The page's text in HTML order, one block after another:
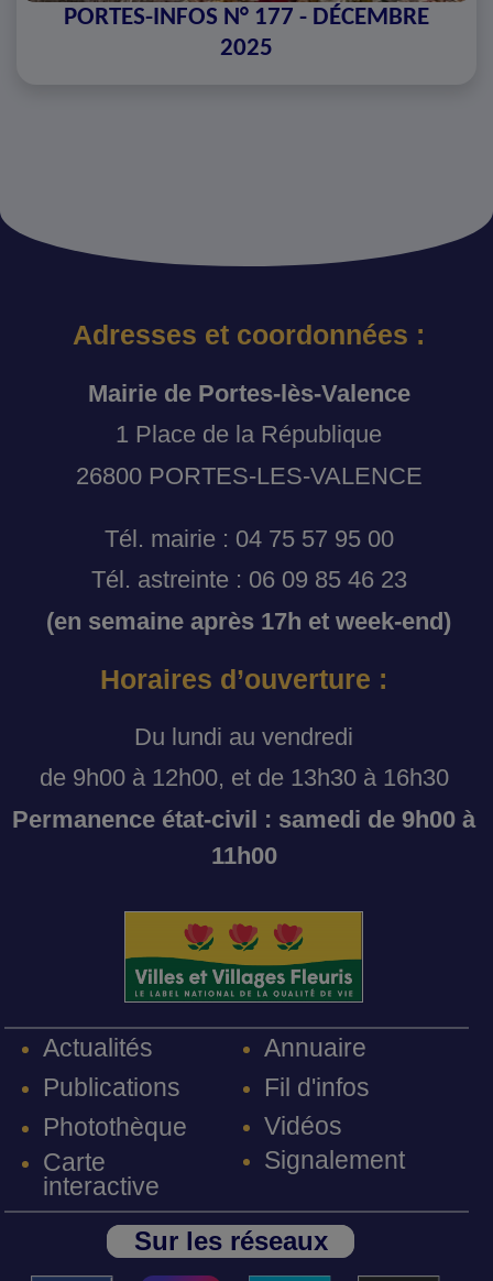
PORTES-INFOS N° 177 - DÉCEMBRE
2025
Adresses et coordonnées :
Mairie de Portes-lès-Valence
1 Place de la République
26800 PORTES-LES-VALENCE
Tél. mairie : 04 75 57 95 00
Tél. astreinte : 06 09 85 46 23
(en semaine après 17h et week-end)
Horaires d’ouverture :
Du lundi au vendredi
de 9h00 à 12h00, et de 13h30 à 16h30
Permanence état-civil : samedi de 9h00 à
11h00
Actualités
Publications
Photothèque
Carte
interactive
Annuaire
Fil d'infos
Vidéos
Signalement
Sur les réseaux